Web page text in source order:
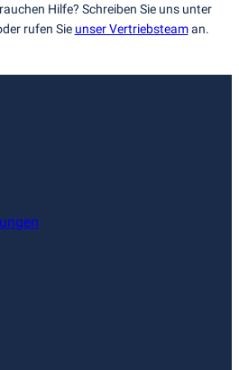
Hilfe? Schreiben Sie uns unter
rufen Sie unser Vertriebsteaman.